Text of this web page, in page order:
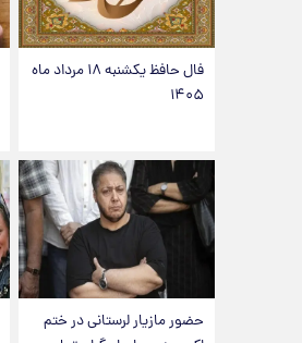
فال حافظ یکشنبه ۱۸ مرداد ماه
۱۴۰۵
حضور مازیار لرستانی در ختم